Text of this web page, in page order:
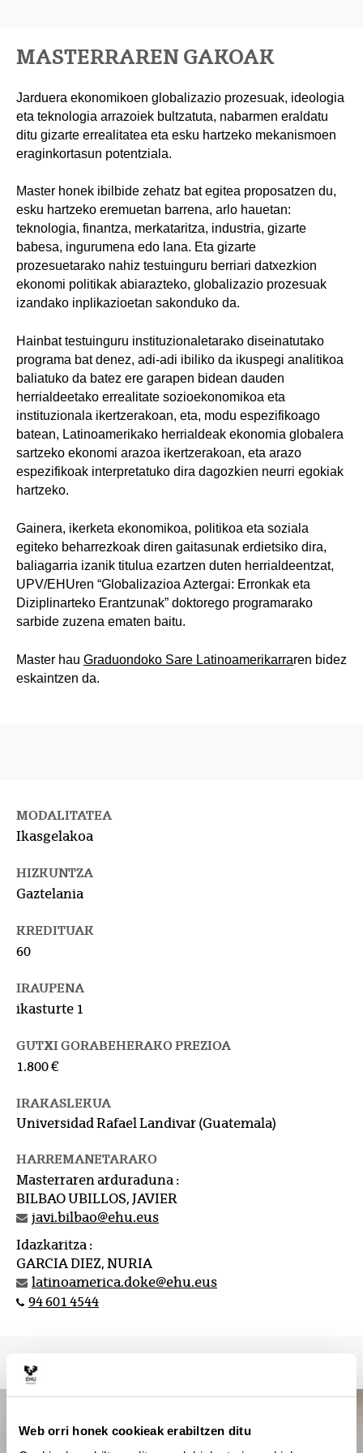
Web orri honek cookieak erabiltzen ditu
MASTERRAREN GAKOAK
Jarduera ekonomikoen globalizazio prozesuak, ideologia
eta teknologia arrazoiek bultzatuta, nabarmen eraldatu
ditu gizarte errealitatea eta esku hartzeko mekanismoen
eraginkortasun potentziala.
Master honek ibilbide zehatz bat egitea proposatzen du,
esku hartzeko eremuetan barrena, arlo hauetan:
teknologia, finantza, merkataritza, industria, gizarte
babesa, ingurumena edo lana. Eta gizarte
prozesuetarako nahiz testuinguru berriari datxezkion
ekonomi politikak abiarazteko, globalizazio prozesuak
izandako inplikazioetan sakonduko da.
Hainbat testuinguru instituzionaletarako diseinatutako
programa bat denez, adi-adi ibiliko da ikuspegi analitikoa
baliatuko da batez ere garapen bidean dauden
herrialdeetako errealitate sozioekonomikoa eta
instituzionala ikertzerakoan, eta, modu espezifikoago
batean, Latinoamerikako herrialdeak ekonomia globalera
sartzeko ekonomi arazoa ikertzerakoan, eta arazo
espezifikoak interpretatuko dira dagozkien neurri egokiak
hartzeko.
Gainera, ikerketa ekonomikoa, politikoa eta soziala
egiteko beharrezkoak diren gaitasunak erdietsiko dira,
baliagarria izanik titulua ezartzen duten herrialdeentzat,
UPV/EHUren “Globalizazioa Aztergai: Erronkak eta
Diziplinarteko Erantzunak” doktorego programarako
sarbide zuzena ematen baitu.
Master hau Graduondoko Sare Latinoamerikarraren bidez
eskaintzen da.
MODALITATEA
Ikasgelakoa
HIZKUNTZA
Gaztelania
KREDITUAK
60
IRAUPENA
ikasturte 1
GUTXI GORABEHERAKO PREZIOA
1.800 €
IRAKASLEKUA
Universidad Rafael Landivar (Guatemala)
HARREMANETARAKO
Masterraren arduraduna :
BILBAO UBILLOS, JAVIER
javi.bilbao@ehu.eus
Idazkaritza :
GARCIA DIEZ, NURIA
latinoamerica.doke@ehu.eus
94 601 4544